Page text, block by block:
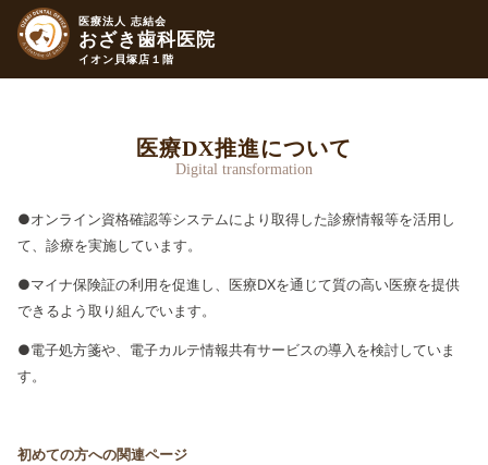
医療法人 志結会
おざき歯科医院
イオン貝塚店１階
医療DX推進について
Digital transformation
●オンライン資格確認等システムにより取得した診療情報等を活用し
て、診療を実施しています。
●マイナ保険証の利用を促進し、医療DXを通じて質の高い医療を提供
できるよう取り組んでいます。
●電子処方箋や、電子カルテ情報共有サービスの導入を検討していま
す。
初めての方への関連ページ